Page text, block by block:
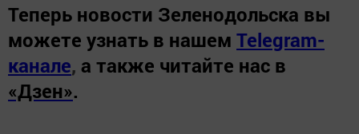
Теперь новости Зеленодольска вы
можете узнать в нашем Telegram-
канале, а также читайте нас в
«Дзен».